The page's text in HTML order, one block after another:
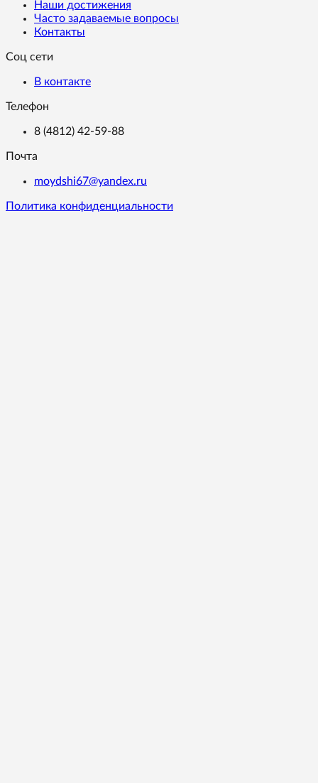
Наши достижения
Часто задаваемые вопросы
Контакты
Соц сети
В контакте
Телефон
8 (4812) 42-59-88
Почта
moydshi67@yandex.ru
Политика конфиденциальности